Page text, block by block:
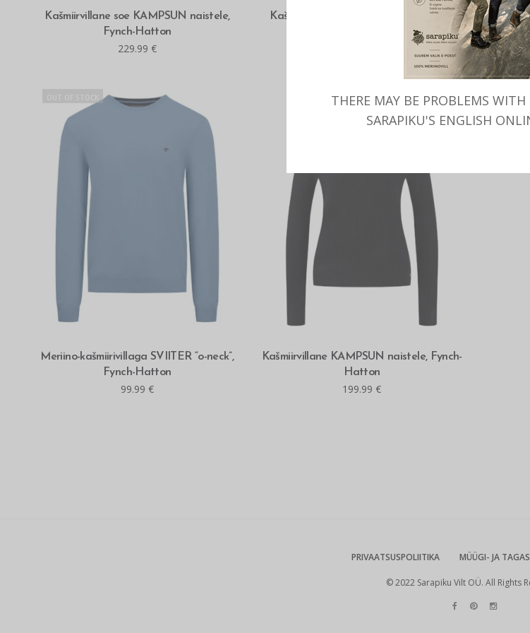
THERE MAY BE PROBLEMS
SARAPIKU'S ENGLISH
MITMEID VALIKUID
Kašmiirvillane soe KAMPSUN naistele,
Fynch-Hatton
229.99 €
Kašmiirvillane SVIITER naistele, valge,
MITMEID VALIKUID
Meriino-kašmiirivillaga SVIITER “o-neck”,
Fynch-Hatton
99.99 €
MITMEID VALIKUID
Kašmiirvillane KAMPSUN naistele, Fynch-
Hatton
199.99€
PRIVAATSUSPOLIITIKA MÜÜGI- JA
© 2022 Sarapiku Vilt OÜ. All Rights